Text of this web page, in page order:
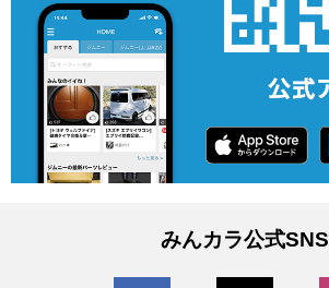
みんカラ公式SNS